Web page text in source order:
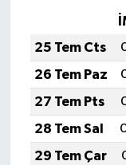
25 Tem Cts
26 Tem Paz
27 Tem Pts
28 Tem Sal
29 Tem Çar